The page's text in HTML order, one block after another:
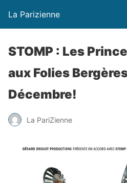
La Parizienne
STOMP : Les
aux Folies
Décembre!
La PariZienne